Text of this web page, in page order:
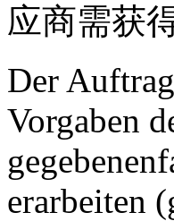
应商需获
Der
Vorgaben
erarbeiten